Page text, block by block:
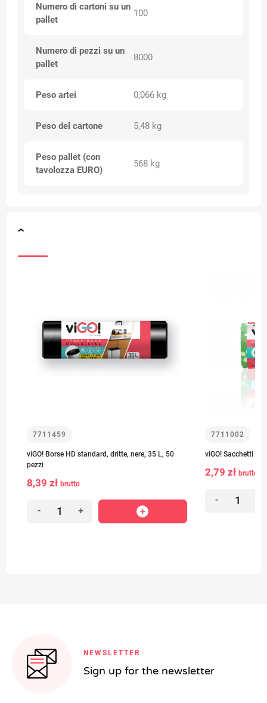
Numero di cartoni su un
pallet
100
Numero di pezzi su un
pallet
8000
Peso artei 0,066 kg
Peso del cartone 5,48 kg
Peso pallet (con
tavolozza EURO)
568 kg
7711459
viGO! Borse HD standard, dritte, nere, 35 L, 50
pezzi
8,39 zł brutto
- +
7711002
viGO! Sacchetti
2,79 zł brutto
-
NEWSLETTER
Sign up for the newsletter